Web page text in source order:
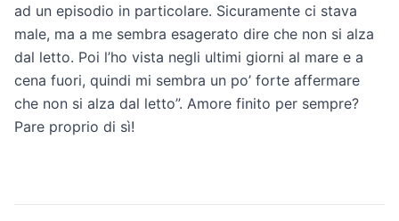
ad un episodio in particolare. Sicuramente ci stava
male, ma a me sembra esagerato dire che non si alza
dal letto. Poi l’ho vista negli ultimi giorni al mare e a
cena fuori, quindi mi sembra un po’ forte affermare
che non si alza dal letto”. Amore finito per sempre?
Pare proprio di sì!